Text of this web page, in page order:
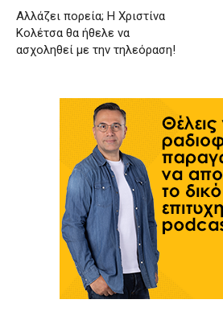
Αλλάζει πορεία; Η Χριστίνα
Κολέτσα θα ήθελε να
ασχοληθεί με την τηλεόραση!